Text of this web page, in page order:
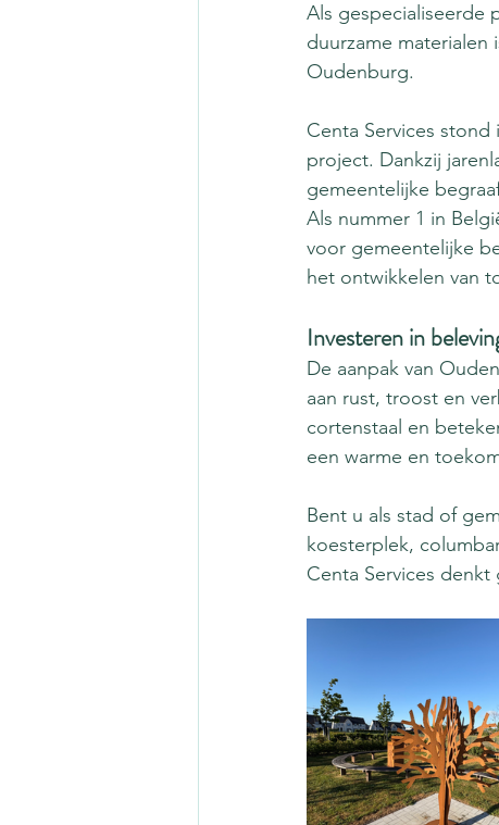
Als gespecialiseerde
duurzame materialen
Oudenburg.
Centa Services
project. Dankzij
gemeentelijke
Als nummer 1 in
voor gemeentelijke
het ontwikkelen van
Investeren in
De aanpak van
aan rust, troost en
cortenstaal en
een warme en
Bent u als stad of
koesterplek,
Centa Services